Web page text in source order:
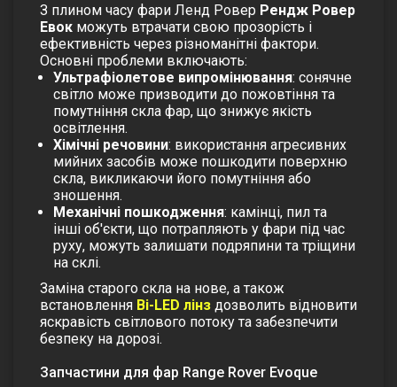
З плином часу фари Ленд Ровер Рендж Ровер
Евок можуть втрачати свою прозорість і
ефективність через різноманітні фактори.
Основні проблеми включають:
Ультрафіолетове випромінювання: сонячне
світло може призводити до пожовтіння та
помутніння скла фар, що знижує якість
освітлення.
Хімічні речовини: використання агресивних
мийних засобів може пошкодити поверхню
скла, викликаючи його помутніння або
зношення.
Механічні пошкодження: камінці, пил та
інші об'єкти, що потрапляють у фари під час
руху, можуть залишати подряпини та тріщини
на склі.
Заміна старого скла на нове, а також
встановлення Bi-LED лінз дозволить відновити
яскравість світлового потоку та забезпечити
безпеку на дорозі.
Запчастини для фар Range Rover Evoque